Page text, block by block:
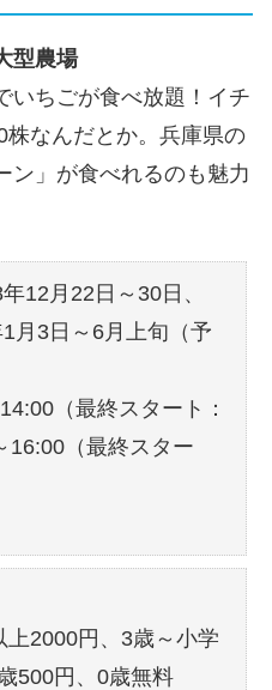
型農場
いちごが食べ放題！イチ
株なんだとか。兵庫県の
ン」が食べれるのも魅力
12月22日～30日、
1月3日～6月上旬（予
（最終スタート：
16:00（最終スター
上2000円、3歳～小学
500円、0歳無料